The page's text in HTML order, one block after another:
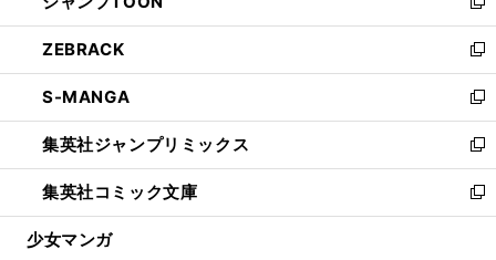
開
く
ウ
で
開
く
ィ
ン
ド
ウ
で
開
く
い
ウ
ィ
ン
ド
ウ
で
開
く
新
し
い
ウ
ィ
ン
ド
ウ
で
開
ZEBRACK
新
し
い
ウ
ィ
ン
ド
ウ
S-MANGA
新
し
い
ウ
ィ
ン
集英社ジャンプリミックス
新
し
い
ウ
集英社コミック文庫
新
し
少女マンガ